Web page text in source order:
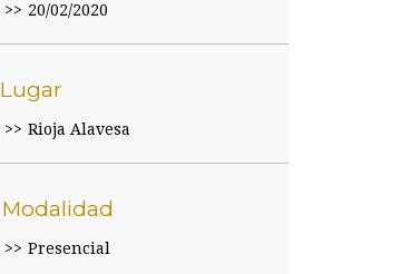
20/02/2020
Lugar
Rioja Alavesa
Modalidad
Presencial